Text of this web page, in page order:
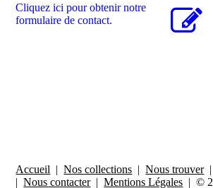
Cliquez ici pour obtenir notre
formulaire de contact.
Accueil |Nos collections |Nous trouver
|Nous contacter|Mentions Légales | ©